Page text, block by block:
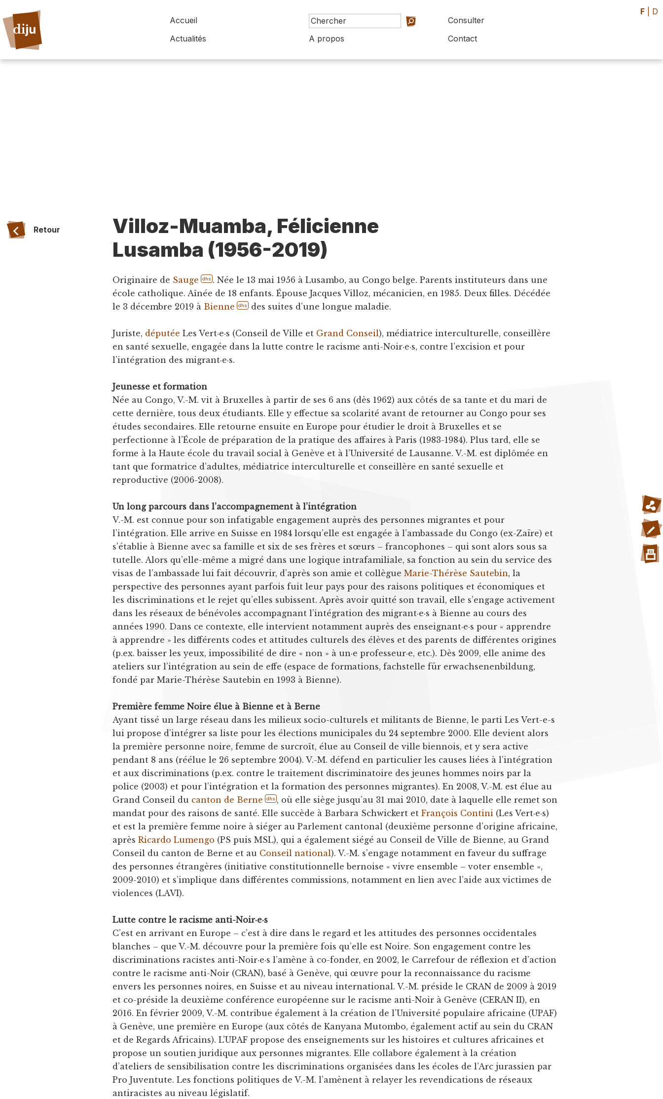
Accueil
Consulter
Actualités
A propos Contact
F D
Retour
Villoz-Muamba, Félicienne
Lusamba (1956-2019)
Originaire de Sauge dhs . Née le 13 mai 1956 à Lusambo, au Congo belge. Parents instituteurs dans une
école catholique. Aînée de 18 enfants. Épouse Jacques Villoz, mécanicien, en 1985. Deux filles. Décédée
le 3 décembre 2019 à Bienne dhs des suites d’une longue maladie.
Juriste, députée Les Vert·e·s (Conseil de Ville et Grand Conseil), médiatrice interculturelle, conseillère
en santé sexuelle, engagée dans la lutte contre le racisme anti-Noir·e·s, contre l’excision et pour
l’intégration des migrant·e·s.
Jeunesse et formation
Née au Congo, V.-M. vit à Bruxelles à partir de ses 6 ans (dès 1962) aux côtés de sa tante et du mari de
cette dernière, tous deux étudiants. Elle y effectue sa scolarité avant de retourner au Congo pour ses
études secondaires. Elle retourne ensuite en Europe pour étudier le droit à Bruxelles et se
perfectionne à l’École de préparation de la pratique des affaires à Paris (1983-1984). Plus tard, elle se
forme à la Haute école du travail social à Genève et à l’Université de Lausanne. V.-M. est diplômée en
tant que formatrice d’adultes, médiatrice interculturelle et conseillère en santé sexuelle et
reproductive (2006-2008).
Un long parcours dans l’accompagnement à l’intégration
V.-M. est connue pour son infatigable engagement auprès des personnes migrantes et pour
l’intégration. Elle arrive en Suisse en 1984 lorsqu’elle est engagée à l’ambassade du Congo (ex-Zaïre) et
s’établie à Bienne avec sa famille et six de ses frères et sœurs – francophones – qui sont alors sous sa
tutelle. Alors qu’elle-même a migré dans une logique intrafamiliale, sa fonction au sein du service des
visas de l’ambassade lui fait découvrir, d’après son amie et collègueMarie-Thérèse Sautebin, la
perspective des personnes ayant parfois fuit leur pays pour des raisons politiques et économiques et
les discriminations et le rejet qu’elles subissent. Après avoir quitté son travail, elle s’engage activement
dans les réseaux de bénévoles accompagnant l’intégration des migrant·e·s à Bienne au cours des
années 1990. Dans ce contexte, elle intervient notamment auprès des enseignant·e·s pour « apprendre
à apprendre » les différents codes et attitudes culturels des élèves et des parents de différentes origines
(p.ex. baisser les yeux, impossibilité de dire « non » à un·e professeur·e, etc.). Dès 2009, elle anime des
ateliers sur l’intégration au sein de effe (espace de formations, fachstelle für erwachsenenbildung,
fondé par Marie-Thérèse Sautebin en 1993 à Bienne).
Première femme Noire élue à Bienne et à Berne
Ayant tissé un large réseau dans les milieux socio-culturels et militants de Bienne, le parti Les Vert-e-s
lui propose d’intégrer sa liste pour les élections municipales du 24 septembre 2000. Elle devient alors
la première personne noire, femme de surcroît, élue au Conseil de ville biennois, et y sera active
pendant 8 ans (réélue le 26 septembre 2004). V.-M. défend en particulier les causes liées à l’intégration
et aux discriminations (p.ex. contre le traitement discriminatoire des jeunes hommes noirs par la
police (2003) et pour l’intégration et la formation des personnes migrantes). En 2008, V.-M. est élue au
Grand Conseil du canton de Berne dhs , où elle siège jusqu’au 31 mai 2010, date à laquelle elle remet son
mandat pour des raisons de santé. Elle succède à Barbara Schwickert etFrançois Contini (Les Vert·e·s)
et est la première femme noire à siéger au Parlement cantonal (deuxième personne d’origine africaine,
aprèsRicardo Lumengo (PS puis MSL), qui a également siégé au Conseil de Ville de Bienne, au Grand
Conseil du canton de Berne et au Conseil national). V.-M. s’engage notamment en faveur du suffrage
des personnes étrangères (initiative constitutionnelle bernoise « vivre ensemble – voter ensemble »,
2009-2010) et s’implique dans différentes commissions, notamment en lien avec l’aide aux victimes de
violences (LAVI).
Lutte contre le racisme anti-Noir·e·s
C’est en arrivant en Europe – c’est à dire dans le regard et les attitudes des personnes occidentales
blanches – que V.-M. découvre pour la première fois qu’elle est Noire. Son engagement contre les
discriminations racistes anti-Noir·e·s l’amène à co-fonder, en 2002, le Carrefour de réflexion et d’action
contre le racisme anti-Noir (CRAN), basé à Genève, qui œuvre pour la reconnaissance du racisme
envers les personnes noires, en Suisse et au niveau international. V.-M. préside le CRAN de 2009 à 2019
et co-préside la deuxième conférence européenne sur le racisme anti-Noir à Genève (CERAN II), en
2016. En février 2009, V.-M. contribue également à la création de l’Université populaire africaine (UPAF)
à Genève, une première en Europe (aux côtés de Kanyana Mutombo, également actif au sein du CRAN
et de Regards Africains). L’UPAF propose des enseignements sur les histoires et cultures africaines et
propose un soutien juridique aux personnes migrantes. Elle collabore également à la création
d’ateliers de sensibilisation contre les discriminations organisées dans les écoles de l’Arc jurassien par
Pro Juventute. Les fonctions politiques de V.-M. l’amènent à relayer les revendications de réseaux
antiracistes au niveau législatif.